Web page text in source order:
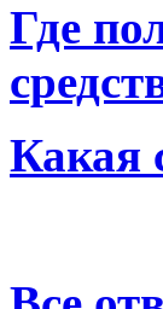
Где
Какая